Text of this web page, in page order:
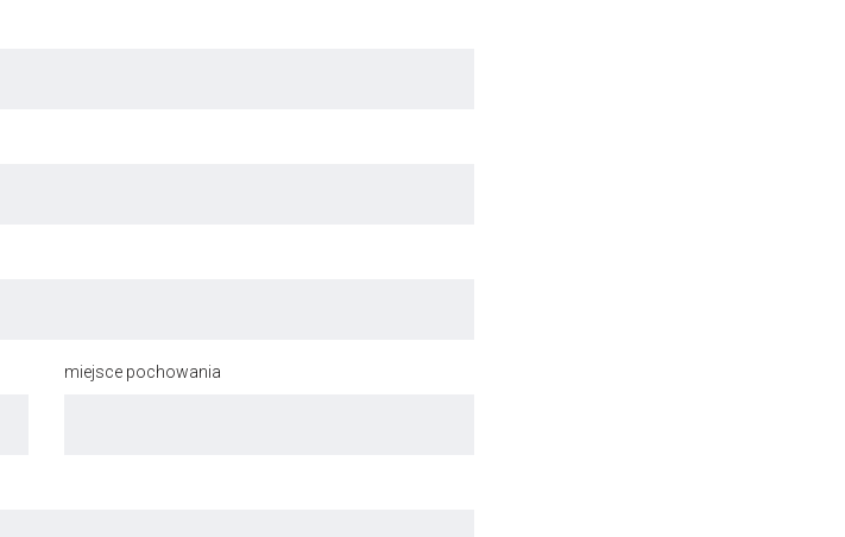
miejsce pochowania